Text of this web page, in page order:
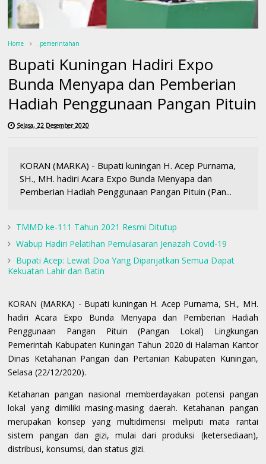
Home .pemerintahan
Bupati Kuningan Hadiri Expo
Bunda Menyapa dan Pemberian
Hadiah Penggunaan Pangan Pituin
Selasa, 22 Desember 2020
KORAN (MARKA) - Bupati kuningan H. Acep Purnama,
SH., MH. hadiri Acara Expo Bunda Menyapa dan
Pemberian Hadiah Penggunaan Pangan Pituin (Pan...
TMMD ke-111 Tahun 2021 Resmi Ditutup
Wabup Hadiri Pelatihan Pemulasaran Jenazah Covid-19
Bupati Acep: Lewat Doa Yang Dipanjatkan Semua Dapat
Kekuatan Lahir dan Batin
KORAN (MARKA) - Bupati kuningan H. Acep Purnama, SH., MH.
hadiri Acara Expo Bunda Menyapa dan Pemberian Hadiah
Penggunaan Pangan Pituin (Pangan Lokal) Lingkungan
Pemerintah Kabupaten Kuningan Tahun 2020 di Halaman Kantor
Dinas Ketahanan Pangan dan Pertanian Kabupaten Kuningan,
Selasa (22/12/2020).
Ketahanan pangan nasional memberdayakan potensi pangan
lokal yang dimiliki masing-masing daerah. Ketahanan pangan
merupakan konsep yang multidimensi meliputi mata rantai
sistem pangan dan gizi, mulai dari produksi (ketersediaan),
distribusi, konsumsi, dan status gizi.